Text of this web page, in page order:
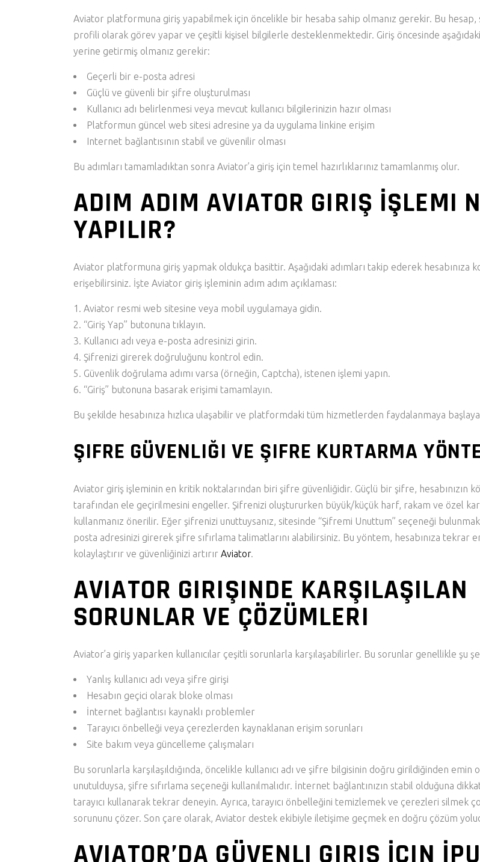
Aviator platformuna giriş yapabilmek için öncelikle bir hesaba sahip olmanız gerekir. Bu hesap,
profili olarak görev yapar ve çeşitli kişisel bilgilerle desteklenmektedir. Giriş öncesinde
yerine getirmiş olmanız gerekir:
Geçerli bir e-posta adresi
Güçlü ve güvenli bir şifre oluşturulması
Kullanıcı adı belirlenmesi veya mevcut kullanıcı bilgilerinizin hazır olması
Platformun güncel web sitesi adresine ya da uygulama linkine erişim
Internet bağlantısının stabil ve güvenilir olması
Bu adımları tamamladıktan sonra Aviator’a giriş için temel hazırlıklarınız tamamlanmış olur.
ADIM ADIM AVIATOR GIRIŞ İŞLEMI
YAPILIR?
Aviator platformuna giriş yapmak oldukça basittir. Aşağıdaki adımları takip ederek hesabınıza
erişebilirsiniz. İşte Aviator giriş işleminin adım adım açıklaması:
Aviator resmi web sitesine veya mobil uygulamaya gidin.
“Giriş Yap” butonuna tıklayın.
Kullanıcı adı veya e-posta adresinizi girin.
Şifrenizi girerek doğruluğunu kontrol edin.
Güvenlik doğrulama adımı varsa (örneğin, Captcha), istenen işlemi yapın.
“Giriş” butonuna basarak erişimi tamamlayın.
Bu şekilde hesabınıza hızlıca ulaşabilir ve platformdaki tüm hizmetlerden faydalanmaya
ŞIFRE GÜVENLIĞI VE ŞIFRE KURTARMA
Aviator giriş işleminin en kritik noktalarından biri şifre güvenliğidir. Güçlü bir şifre, hesabınızın
tarafından ele geçirilmesini engeller. Şifrenizi oluştururken büyük/küçük harf, rakam ve özel
kullanmanız önerilir. Eğer şifrenizi unuttuysanız, sitesinde “Şifremi Unuttum” seçeneği
posta adresinizi girerek şifre sıfırlama talimatlarını alabilirsiniz. Bu yöntem, hesabınıza tekrar
kolaylaştırır ve güvenliğinizi artırır Aviator.
AVIATOR GIRIŞINDE KARŞILAŞILAN
SORUNLAR VE ÇÖZÜMLERI
Aviator’a giriş yaparken kullanıcılar çeşitli sorunlarla karşılaşabilirler. Bu sorunlar genellikle şu
Yanlış kullanıcı adı veya şifre girişi
Hesabın geçici olarak bloke olması
İnternet bağlantısı kaynaklı problemler
Tarayıcı önbelleği veya çerezlerden kaynaklanan erişim sorunları
Site bakım veya güncelleme çalışmaları
Bu sorunlarla karşılaşıldığında, öncelikle kullanıcı adı ve şifre bilgisinin doğru girildiğinden emin
unutulduysa, şifre sıfırlama seçeneği kullanılmalıdır. İnternet bağlantınızın stabil olduğuna
tarayıcı kullanarak tekrar deneyin. Ayrıca, tarayıcı önbelleğini temizlemek ve çerezleri silmek
sorununu çözer. Son çare olarak, Aviator destek ekibiyle iletişime geçmek en doğru çözüm
AVIATOR’DA GÜVENLI GIRIŞ İÇIN